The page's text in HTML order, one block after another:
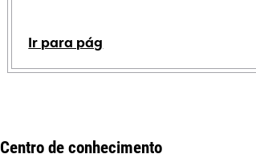
Ir para pág
Centro de conhecimento